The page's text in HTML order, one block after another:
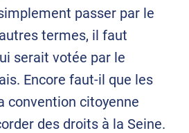
passer par le
termes, il faut
serait votée par le
Encore faut-il que les
convention citoyenne
des droits à la Seine.